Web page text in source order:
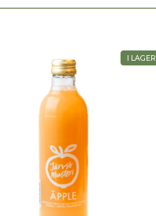
I LAGER